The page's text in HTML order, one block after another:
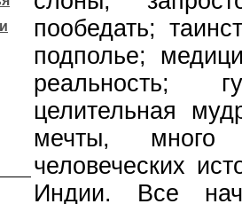
пообедать;
подполье;
реальность;
целительная
мечты, много
человеческих
Индии. Все